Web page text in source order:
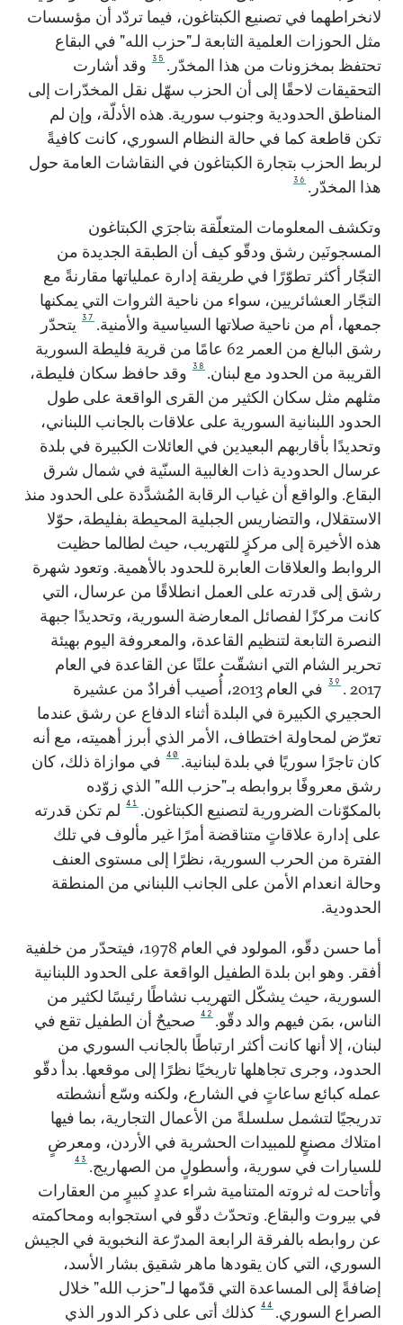
لانخراطهما في تصنيع الكبتاغون، فيما تردّد أن مؤسسات
مثل الحوزات العلمية التابعة لـ"حزب الله" في البقاع
تحتفظ بمخزونات من هذا المخدّر. 35 وقد أشارت
التحقيقات لاحقًا إلى أن الحزب سهّل نقل المخدّرات إلى
المناطق الحدودية وجنوب سورية. هذه الأدلّة، وإن لم
تكن قاطعة كما في حالة النظام السوري، كانت كافيةً
لربط الحزب بتجارة الكبتاغون في النقاشات العامة حول
هذا المخدّر. 36
وتكشف المعلومات المتعلّقة بتاجرَي الكبتاغون
المسجونَين رشق ودقّو كيف أن الطبقة الجديدة من
التجّار أكثر تطوّرًا في طريقة إدارة عملياتها مقارنةً مع
التجّار العشائريين، سواء من ناحية الثروات التي يمكنها
جمعها، أم من ناحية صلاتها السياسية والأمنية. 37 يتحدّر
رشق البالغ من العمر 62 عامًا من قرية فليطة السورية
القريبة من الحدود مع لبنان. 38 وقد حافظ سكان فليطة،
مثلهم مثل سكان الكثير من القرى الواقعة على طول
الحدود اللبنانية السورية على علاقات بالجانب اللبناني،
وتحديدًا بأقاربهم البعيدين في العائلات الكبيرة في بلدة
عرسال الحدودية ذات الغالبية السنّية في شمال شرق
البقاع. والواقع أن غياب الرقابة المُشدَّدة على الحدود منذ
الاستقلال، والتضاريس الجبلية المحيطة بفليطة، حوّلا
هذه الأخيرة إلى مركزٍ للتهريب، حيث لطالما حظيت
الروابط والعلاقات العابرة للحدود بالأهمية. وتعود شهرة
رشق إلى قدرته على العمل انطلاقًا من عرسال، التي
كانت مركزًا لفصائل المعارضة السورية، وتحديدًا جبهة
النصرة التابعة لتنظيم القاعدة، والمعروفة اليوم بهيئة
تحرير الشام التي انشقّت علنًا عن القاعدة في العام
2017 .
39
في العام 2013، أُصيب أفرادٌ من عشيرة
الحجيري الكبيرة في البلدة أثناء الدفاع عن رشق عندما
تعرّض لمحاولة اختطاف، الأمر الذي أبرز أهميته، مع أنه
كان تاجرًا سوريًا في بلدة لبنانية. 40 في موازاة ذلك، كان
رشق معروفًا بروابطه بـ"حزب الله" الذي زوّده
بالمكوّنات الضرورية لتصنيع الكبتاغون. 41 لم تكن قدرته
على إدارة علاقاتٍ متناقضة أمرًا غير مألوف في تلك
الفترة من الحرب السورية، نظرًا إلى مستوى العنف
وحالة انعدام الأمن على الجانب اللبناني من المنطقة
الحدودية.
أما حسن دقّو، المولود في العام 1978، فيتحدّر من خلفية
أفقر. وهو ابن بلدة الطفيل الواقعة على الحدود اللبنانية
السورية، حيث يشكّل التهريب نشاطًا رئيسًا لكثير من
الناس، بمَن فيهم والد دقّو. 42 صحيحٌ أن الطفيل تقع في
لبنان، إلا أنها كانت أكثر ارتباطًا بالجانب السوري من
الحدود، وجرى تجاهلها تاريخيًا نظرًا إلى موقعها. بدأ دقّو
عمله كبائع ساعاتٍ في الشارع، ولكنه وسّع أنشطته
تدريجيًا لتشمل سلسلةً من الأعمال التجارية، بما فيها
امتلاك مصنعٍ للمبيدات الحشرية في الأردن، ومعرضٍ
للسيارات في سورية، وأسطولٍ من الصهاريج. 43
وأتاحت له ثروته المتنامية شراء عددٍ كبيرٍ من العقارات
في بيروت والبقاع. وتحدّث دقّو في استجوابه ومحاكمته
عن روابطه بالفرقة الرابعة المدرّعة النخبوية في الجيش
السوري، التي كان يقودها ماهر شقيق بشار الأسد،
إضافةً إلى المساعدة التي قدّمها لـ"حزب الله" خلال
الصراع السوري. 44 كذلك أتى على ذكر الدور الذي